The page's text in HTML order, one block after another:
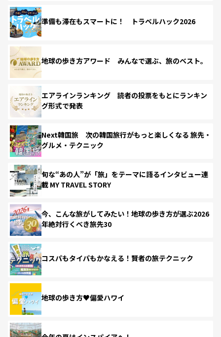
準備も滞在もスマートに！ トラベルハック2026
地球の歩き方アワード みんなで選ぶ、旅のベスト。
エアラインランキング 読者の投票をもとにランキン
グ形式で発表
Next韓国旅 次の韓国旅行がもっと楽しくなる 旅先・
グルメ・テクニック
旬な“あの人”が「旅」をテーマに語るインタビュー連
載 MY TRAVEL STORY
今、こんな旅がしてみたい！地球の歩き方が選ぶ2026
年絶対行くべき旅先30
コスパもタイパもかなえる！賢者の旅テクニック
地球の歩き方♥偏愛ハワイ